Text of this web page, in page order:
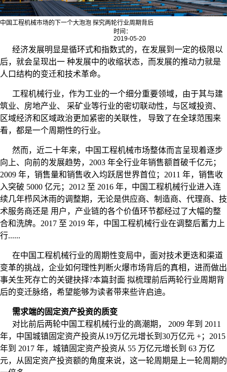
中国工程机械市场的下一个大泡泡 探究两轮行业周期背后
时间：
2019-05-20
经济发展明显是循环式和指数式的，在发展到一定的极限以
后，就会呈现出一 种发展中的收缩状态，而发展的推动力就是
人口结构的变迁和技术革命。
工程机械行业，作为工业的一个细分重要领域，由于其与建
筑业、房地产业、 采矿业等行业的密切联动性，与区域投资、
区域经济和区域政治更加紧密的关联性， 导致了在全球范围来
看，都是一个周期性的行业。
然而，近二十年来，中国工程机械市场整体而言呈现着逐步
向上、向前的发展趋势，2003 年全行业年销售额首破千亿元；
2009 年，销售量和销售收入均跃居世界首位；2011 年，销售收
入突破 5000 亿元；2012 至 2016 年，中国工程机械行业进入连
续几年栉风沐雨的调整期，无论是供应商、制造商、代理商、技
术服务商还是 用户，产业链的各个价值环节都经过了大幅的整
合和洗牌。2017 至 2019 年，中国工程机械行业在调整后蓄力上
行......
在中国工程机械行业的周期性变局中，面对技术更迭和渠道
变革的挑战，企业如何理性判断火爆市场背后的真相，进而做出
事关生死存亡的关键抉择?本篇封面 拟梳理前后两轮行业周期背
后的变迁脉络，希望能够为读者带来些许启迪。
需求端的固定资产投资的质变
对比前后两轮中国工程机械行业的高潮期， 2009 年到 2011
年，中国城镇固定资产投资从19万亿元增长到30万亿元 +；2015
年到 2017 年，城镇固定资产投资从 55 万亿元增长到 63 万亿
元，从固定资产投资额的角度来说，这一轮周期是上一轮周期的